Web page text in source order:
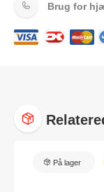
Brug for
På lager